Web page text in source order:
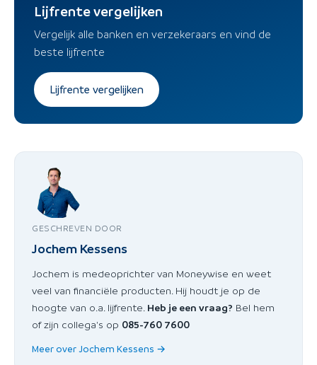
Lijfrente vergelijken
Vergelijk alle banken en verzekeraars en vind de
beste lijfrente
Lijfrente vergelijken
GESCHREVEN DOOR
Jochem Kessens
Jochem is medeoprichter van Moneywise en weet
veel van financiële producten. Hij houdt je op de
hoogte van o.a. lijfrente. Heb je een vraag? Bel hem
of zijn collega's op 085-760 7600
Meer over Jochem Kessens →